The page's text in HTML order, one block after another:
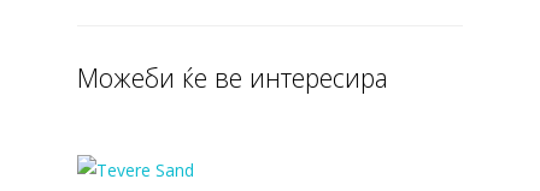
Можеби ќе ве интересира